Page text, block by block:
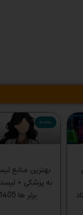
مقاله ها
بهترین منابع
به پزشکی +
برتر ها 1405